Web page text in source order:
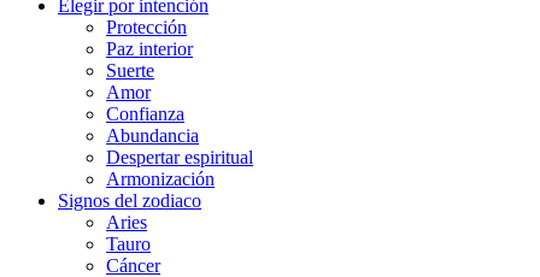
Elegir por intención
Protección
Paz interior
Suerte
Amor
Confianza
Abundancia
Despertar espiritual
Armonización
Signos del zodiaco
Aries
Tauro
Cáncer